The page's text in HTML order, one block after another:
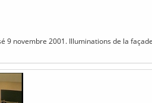
9 novembre 2001. Illuminations de la